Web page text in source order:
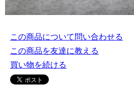
この商品について問い合わせる
この商品を友達に教える
買い物を続ける